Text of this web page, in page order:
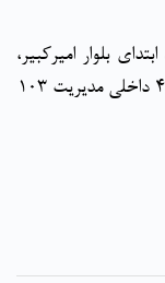
بلوار امیرکبیر،